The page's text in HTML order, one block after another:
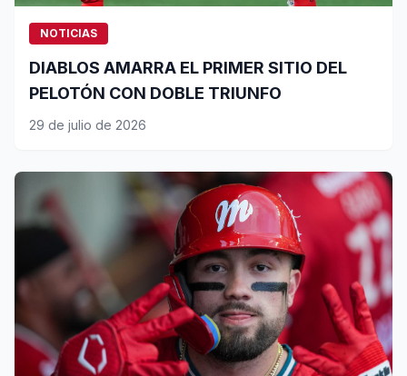
NOTICIAS
DIABLOS AMARRA EL PRIMER SITIO DEL
PELOTÓN CON DOBLE TRIUNFO
29 de julio de 2026